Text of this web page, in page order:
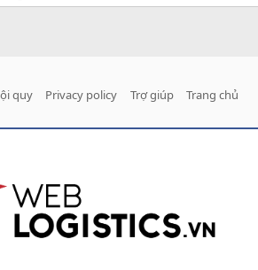
quy Privacy policy Trợ giúp Trang chủ